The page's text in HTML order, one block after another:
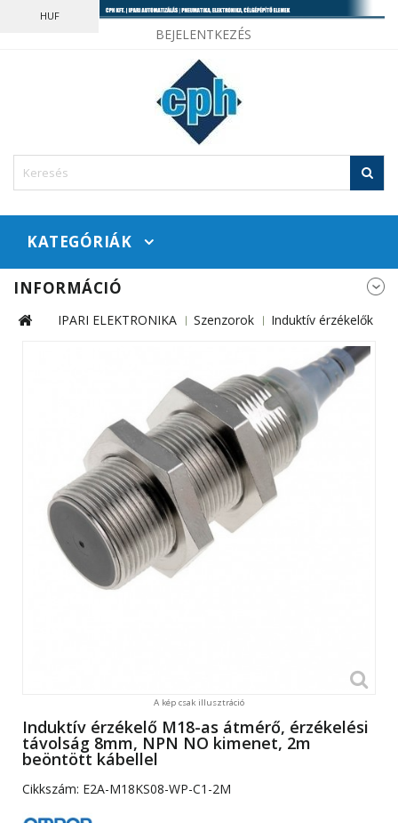
BEJELENTKEZÉS
HUF
KATEGÓRIÁK
INFORMÁCIÓ
IPARI ELEKTRONIKA Szenzorok Induktív érzékelők
A kép csak illusztráció
Induktív érzékelő M18-as átmérő, érzékelési
távolság 8mm, NPN NO kimenet, 2m
beöntött kábellel
Cikkszám: E2A-M18KS08-WP-C1-2M